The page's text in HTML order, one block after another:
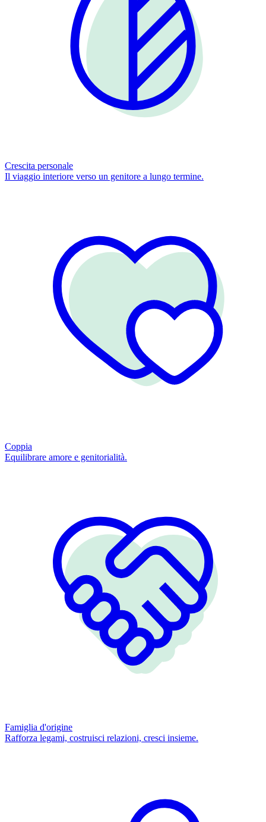
Crescita personale
Il viaggio interiore verso un genitore a lungo termine.
Coppia
Equilibrare amore e genitorialità.
Famiglia d'origine
Rafforza legami, costruisci relazioni, cresci insieme.